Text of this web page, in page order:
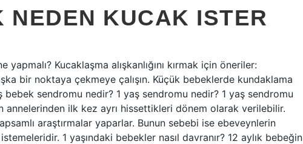
NEDEN KUCAK ISTER
Kucaklaşma alışkanlığını kırmak için öneriler:
bir noktaya çekmeye çalışın. Küçük bebeklerde kundaklama
sendromu nedir? 1 yaş sendromu nedir? 1 yaş sendromu
annelerinden ilk kez ayrı hissettikleri dönem olarak verilebilir.
araştırmalar yaparlar. Bunun sebebi ise ebeveynlerin
1 yaşındaki bebekler nasıl davranır? 12 aylık bebeğin